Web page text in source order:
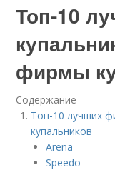
Топ-10
фирмы
Содержание
Топ-10 лучших
купальников
Arena
Speedo